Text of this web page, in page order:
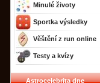
Minulé životy
Sportka výsledky
Věštění z run online
Testy a kvízy
Astrocelebrita dne